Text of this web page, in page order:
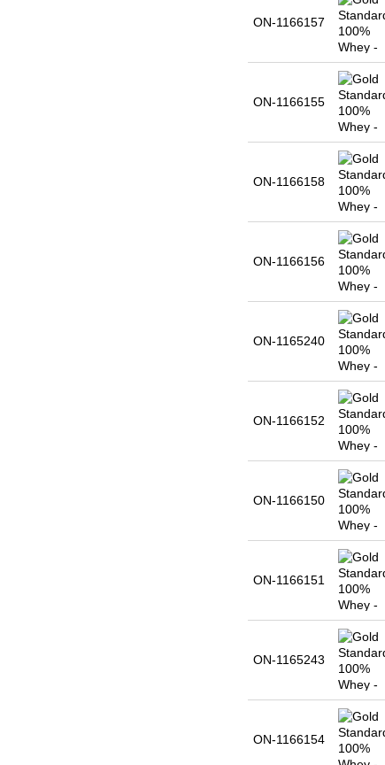
ON-1166157
ON-1166155
ON-1166158
ON-1166156
ON-1165240
ON-1166152
ON-1166150
ON-1166151
ON-1165243
ON-1166154